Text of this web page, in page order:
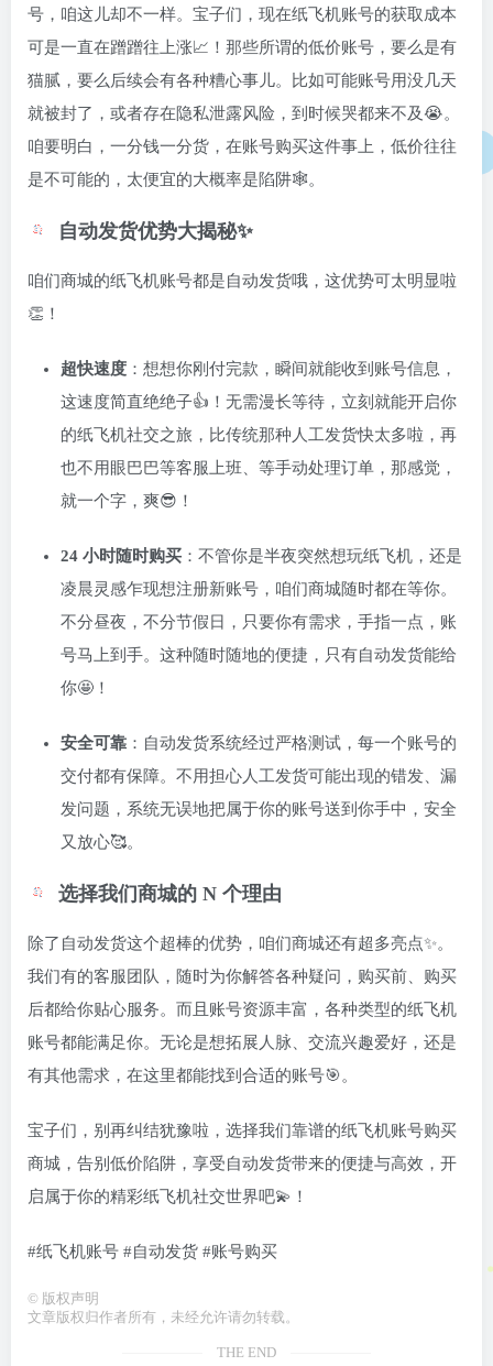
号，咱这儿却不一样。宝子们，现在纸飞机账号的获取成本
可是一直在蹭蹭往上涨📈！那些所谓的低价账号，要么是有
猫腻，要么后续会有各种糟心事儿。比如可能账号用没几天
就被封了，或者存在隐私泄露风险，到时候哭都来不及😭。
咱要明白，一分钱一分货，在账号购买这件事上，低价往往
是不可能的，太便宜的大概率是陷阱🕸️。
自动发货优势大揭秘✨
咱们商城的纸飞机账号都是自动发货哦，这优势可太明显啦
👏！
超快速度 ：想想你刚付完款，瞬间就能收到账号信息，
这速度简直绝绝子👍！无需漫长等待，立刻就能开启你
的纸飞机社交之旅，比传统那种人工发货快太多啦，再
也不用眼巴巴等客服上班、等手动处理订单，那感觉，
就一个字，爽😎！
24 小时随时购买 ：不管你是半夜突然想玩纸飞机，还是
凌晨灵感乍现想注册新账号，咱们商城随时都在等你。
不分昼夜，不分节假日，只要你有需求，手指一点，账
号马上到手。这种随时随地的便捷，只有自动发货能给
你🤩！
安全可靠 ：自动发货系统经过严格测试，每一个账号的
交付都有保障。不用担心人工发货可能出现的错发、漏
发问题，系统无误地把属于你的账号送到你手中，安全
又放心🥰。
选择我们商城的 N 个理由
除了自动发货这个超棒的优势，咱们商城还有超多亮点✨。
我们有的客服团队，随时为你解答各种疑问，购买前、购买
后都给你贴心服务。而且账号资源丰富，各种类型的纸飞机
账号都能满足你。无论是想拓展人脉、交流兴趣爱好，还是
有其他需求，在这里都能找到合适的账号🎯。
宝子们，别再纠结犹豫啦，选择我们靠谱的纸飞机账号购买
商城，告别低价陷阱，享受自动发货带来的便捷与高效，开
启属于你的精彩纸飞机社交世界吧💫！
#纸飞机账号 #自动发货 #账号购买
© 版权声明
文章版权归作者所有，未经允许请勿转载。
THE END